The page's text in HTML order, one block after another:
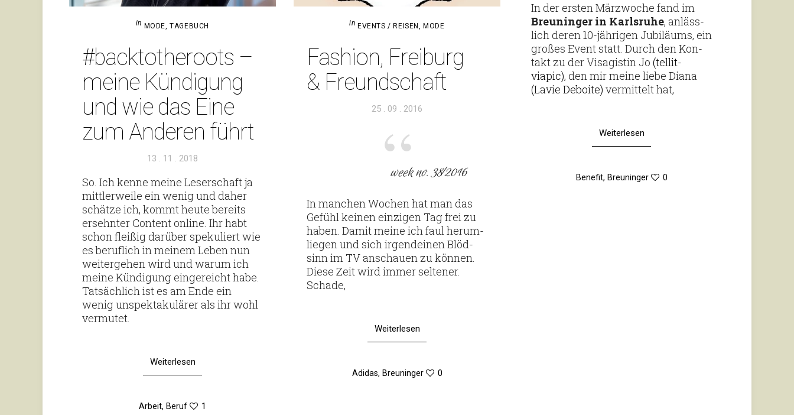
in MODE,TAGEBUCH
#back­to­theroots –
meine Kün­di­gung
und wie das Eine
zum Anderen führt
Veröffentlicht
13 . 11 . 2018
So. Ich kenne meine Leser­schaft ja
mitt­ler­weile ein wenig und daher
schätze ich, kommt heute bereits
ersehnter Con­tent online. Ihr habt
schon fleißig dar­über spe­ku­liert wie
es beruf­lich in meinem Leben nun
wei­ter­gehen wird und warum ich
meine Kün­di­gung ein­ge­reicht habe.
Tat­säch­lich ist es am Ende ein
wenig unspek­ta­ku­lärer als ihr wohl
vermutet.
Weiterlesen
Arbeit, Beruf 1
in EVENTS / REISEN, MODE
Fashion, Frei­burg
& Freundschaft
Veröffentlicht
25 . 09 . 2016
week no. 38⁄2016
In man­chen Wochen hat man das
Gefühl keinen ein­zigen Tag frei zu
haben. Damit meine ich faul her­um­
liegen und sich irgend­einen Blöd­
sinn im TV anschauen zu können.
Diese Zeit wird immer sel­tener.
Schade,
Weiterlesen
Adidas, Breuninger 0
In der ersten März­woche fand im
Breu­ninger in Karls­ruhe, anläss­
lich deren 10-jäh­­rigen Jubi­läums, ein
großes Event statt. Durch den Kon­
takt zu der Visa­gistin Jo (tel­lit­
viapic), den mir meine liebe Diana
(Lavie Deboite) ver­mit­telt hat,
Weiterlesen
Benefit, Breuninger 0